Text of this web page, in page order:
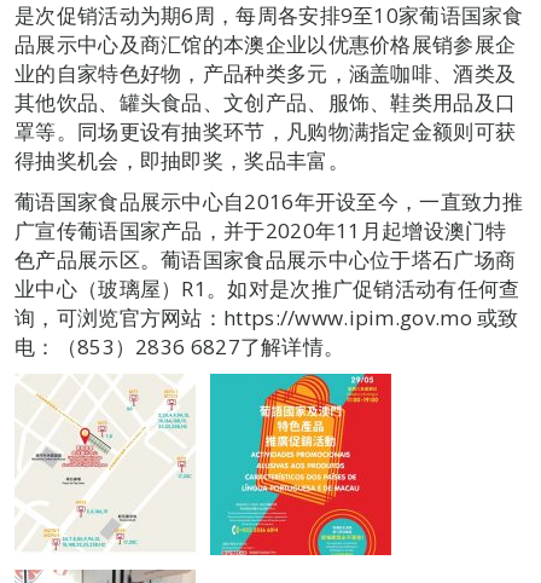
是次促销活动为期6周，每周各安排9至10家葡语国家食
品展示中心及商汇馆的本澳企业以优惠价格展销参展企
业的自家特色好物，产品种类多元，涵盖咖啡、酒类及
其他饮品、罐头食品、文创产品、服饰、鞋类用品及口
罩等。同场更设有抽奖环节，凡购物满指定金额则可获
得抽奖机会，即抽即奖，奖品丰富。
葡语国家食品展示中心自2016年开设至今，一直致力推
广宣传葡语国家产品，并于2020年11月起增设澳门特
色产品展示区。葡语国家食品展示中心位于塔石广场商
业中心（玻璃屋）R1。如对是次推广促销活动有任何查
询，可浏览官方网站：https://www.ipim.gov.mo 或致
电：（853）2836 6827了解详情。